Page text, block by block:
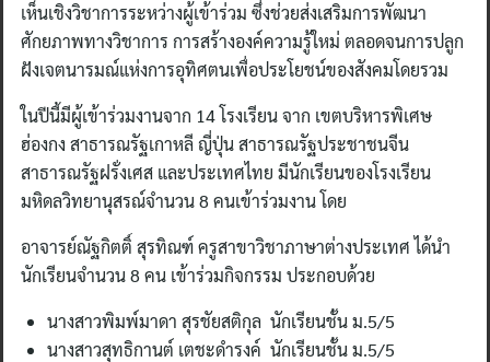
เห็นเชิงวิชาการระหว่างผู้เข้าร่วม ซึ่งช่วยส่งเสริมการพัฒนา
ศักยภาพทางวิชาการ การสร้างองค์ความรู้ใหม่ ตลอดจนการปลูก
ฝังเจตนารมณ์แห่งการอุทิศตนเพื่อประโยชน์ของสังคมโดยรวม
ในปีนี้มีผู้เข้าร่วมงานจาก 14 โรงเรียน จาก เขตบริหารพิเศษ
ฮ่องกง สาธารณรัฐเกาหลี ญี่ปุ่น สาธารณรัฐประชาชนจีน
สาธารณรัฐฝรั่งเศส และประเทศไทย มีนักเรียนของโรงเรียน
มหิดลวิทยานุสรณ์จำนวน 8 คนเข้าร่วมงาน โดย
อาจารย์ณัฐกิตติ์ สุรทิณฑ์ ครูสาขาวิชาภาษาต่างประเทศ ได้นำ
นักเรียนจำนวน 8 คน เข้าร่วมกิจกรรม ประกอบด้วย
นางสาวพิมพ์มาดา สุรชัยสติกุล นักเรียนชั้น ม.5/5
นางสาวสุทธิกานต์ เตชะดำรงค์ นักเรียนชั้น ม.5/5